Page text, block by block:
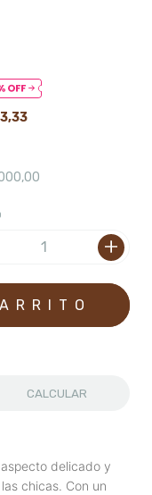
CALCULAR
delicado y
chicas. Con un